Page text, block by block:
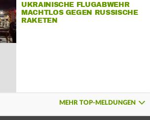
UKRAINISCHE FLUGABWEHR
MACHTLOS GEGEN RUSSISCHE
RAKETEN
MEHR TOP-MELDUNGEN